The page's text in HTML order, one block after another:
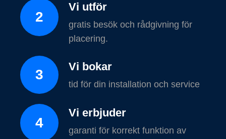
2
Vi utför
gratis besök och rådgivning för
placering.
3
Vi bokar
tid för din installation och service
4
Vi erbjuder
garanti för korrekt funktion av